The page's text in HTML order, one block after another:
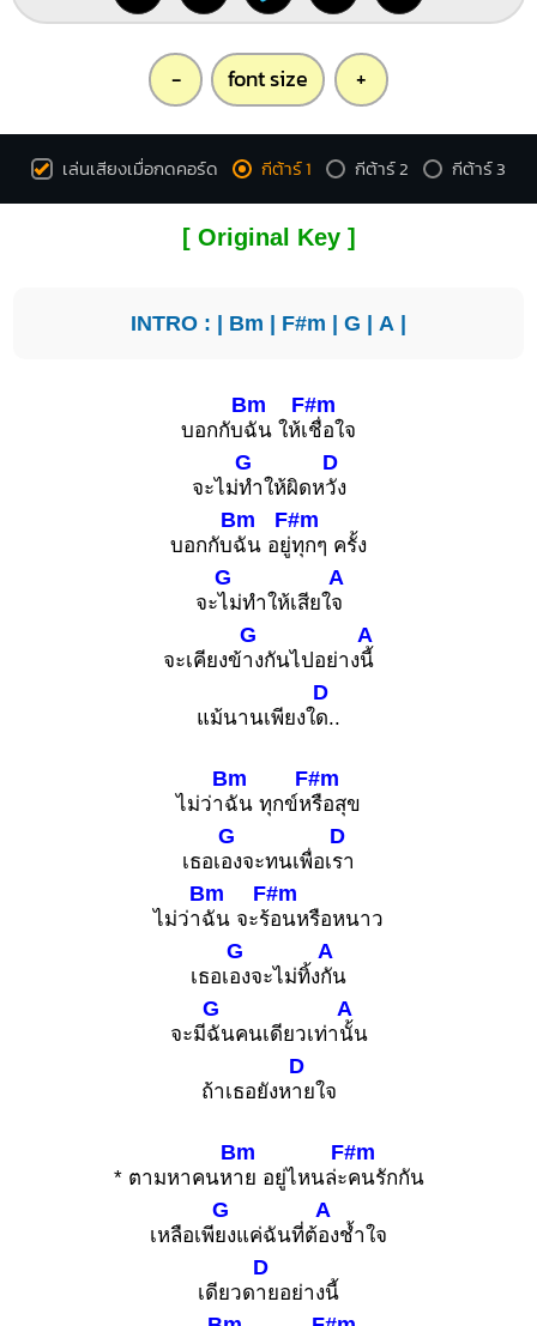
- font size +
เล่นเสียงเมื่อกดคอร์ด กีต้าร์ 1 กีต้าร์ 2 กีต้าร์ 3
[ Original Key ]
INTRO : | Bm | F#m | G | A |
บอกกับ
Bm
ฉัน ให้เ
F#m
ชื่อใจ
จะไม่
G
ทำให้ผิดห
D
วัง
บอกกับ
Bm
ฉัน อยู่
F#m
ทุกๆ ครั้ง
จะ
G
ไม่ทำให้เสียใ
A
จ
จะเคียงข้
G
างกันไปอย่าง
A
นี้
แม้นานเพียงใ
D
ด..
ไม่ว่า
Bm
ฉัน ทุกข์ห
F#m
รือสุข
เธอเ
G
องจะทนเพื่อเ
D
รา
ไม่ว่า
Bm
ฉัน จะร้
F#m
อนหรือหนาว
เธอเ
G
องจะไม่ทิ้ง
A
กัน
จะมี
G
ฉันคนเดียวเท่า
A
นั้น
ถ้าเธอยังห
D
ายใจ
* ตามหาคนห
Bm
าย อยู่ไหนล่ะ
F#m
คนรักกัน
เหลือเพี
G
ยงแค่ฉันที่ต้
A
องช้ำใจ
เดียวด
D
ายอย่างนี้